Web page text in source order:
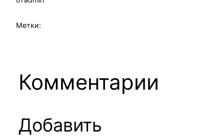
Метки:
Комментарии
Добавить